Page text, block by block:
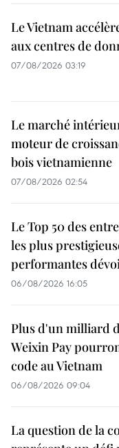
Le Vietnam
aux centres de
07/08/2026 03:19
Le marché
moteur de
bois vietnamienne
07/08/2026 02:54
Le Top 50 des
les plus
performantes
06/08/2026 16:05
Plus d'un milliard
Weixin Pay
code au Vietnam
06/08/2026 09:04
La question de la